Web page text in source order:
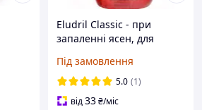
Eludril Classic - при
запаленні ясен, для
200 мл
Під замовлення
5.0 (1)
від33₴/міс